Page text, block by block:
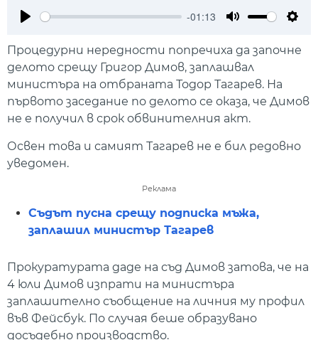
-01:13
Процедурни нередности попречиха да започне
делото срещу Григор Димов, заплашвал
министъра на отбраната Тодор Тагарев. На
първото заседание по делото се оказа, че Димов
не е получил в срок обвинителния акт.
Освен това и самият Тагарев не е бил редовно
уведомен.
Реклама
Съдът пусна срещу подписка мъжа,
заплашил министър Тагарев
Прокуратурата даде на съд Димов затова, че на
4 юли Димов изпрати на министъра
заплашително съобщение на личния му профил
във Фейсбук. По случая беше образувано
досъдебно производство.